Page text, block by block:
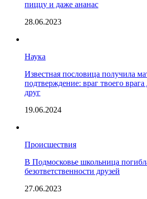
пиццу и даже ананас
28.06.2023
Наука
Известная пословица получила
подтверждение: враг твоего
друг
19.06.2024
Происшествия
В Подмосковье школьница
безответственности друзей
27.06.2023